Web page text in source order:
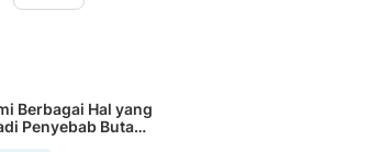
Berbagai Hal yang
Penyebab Buta